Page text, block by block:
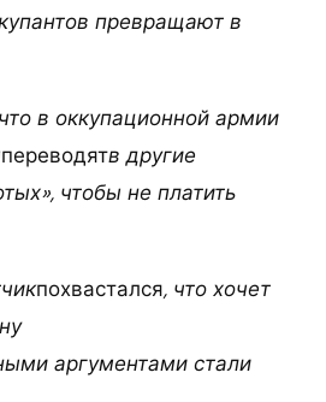
превращают в
в оккупационной армии
переводятв другие
чтобы не платить
похвастался, что хочет
аргументами стали